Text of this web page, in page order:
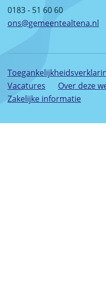
0183 - 51 60 60
ons@gemeentealtena.nl
Vacatures
Over deze
Zakelijke informatie